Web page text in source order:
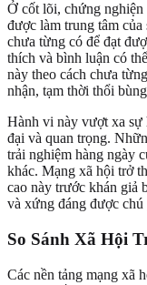
Ở cốt lõi, chứng nghiện
được làm trung tâm
chưa từng có để đạt
thích và bình luận có
này theo cách chưa
nhận, tạm thời thổi
Hành vi này vượt xa sự
đại và quan trọng.
trải nghiệm hàng ngày
khác. Mạng xã hội trở
cao này trước khán giả
và xứng đáng được chú
So Sánh Xã Hội
Các nền tảng mạng xã